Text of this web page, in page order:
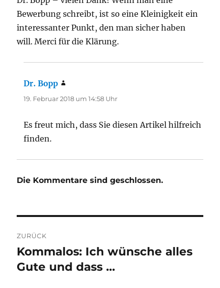
Bewerbung schreibt, ist so eine Kleinigkeit ein
interessanter Punkt, den man sicher haben
will. Merci für die Klärung.
Dr. Bopp
19. Februar 2018 um 14:58 Uhr
Es freut mich, dass Sie diesen Artikel hilfreich
finden.
Die Kommentare sind geschlossen.
ZURÜCK
Vorheriger
Beitrag:
Kommalos: Ich wünsche alles
Gute und dass …